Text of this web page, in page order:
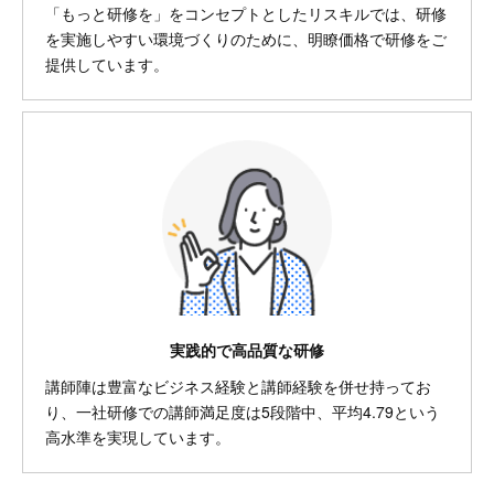
「もっと研修を」をコンセプトとしたリスキルでは、研修
を実施しやすい環境づくりのために、明瞭価格で研修をご
提供しています。
実践的で高品質な研修
講師陣は豊富なビジネス経験と講師経験を併せ持ってお
り、一社研修での講師満足度は5段階中、平均4.79という
高水準を実現しています。